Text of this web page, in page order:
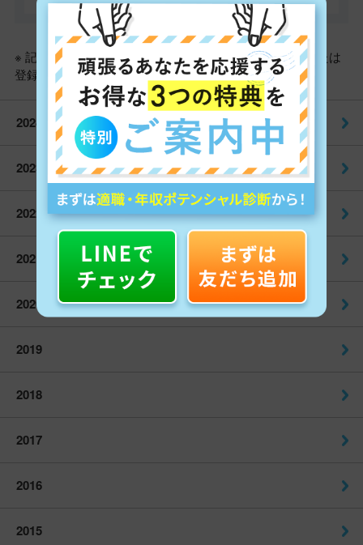
※ 記載されている会社名および商品名は、各社の商標または
登録商標です。
2024
2023
2022
2021
2020
2019
2018
2017
2016
2015